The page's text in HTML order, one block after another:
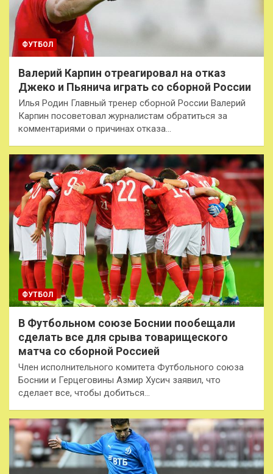
ФУТБОЛ
Валерий Карпин отреагировал на отказ
Джеко и Пьянича играть со сборной России
Илья Родин Главный тренер сборной России Валерий
Карпин посоветовал журналистам обратиться за
комментариями о причинах отказа…
ФУТБОЛ
В Футбольном союзе Боснии пообещали
сделать все для срыва товарищеского
матча со сборной Россией
Член исполнительного комитета Футбольного союза
Боснии и Герцеговины Азмир Хусич заявил, что
сделает все, чтобы добиться…